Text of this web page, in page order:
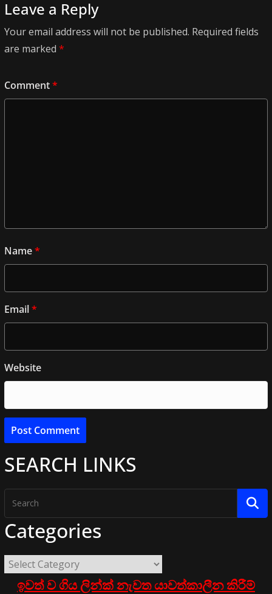
Leave a Reply
Your email address will not be published. Required fields
are marked *
Comment*
Name*
Email*
Website
SEARCH LINKS
Categories
ඉවත් ව ගිය ලින්ක් නැවත යාවත්කාලීන කිරීම්